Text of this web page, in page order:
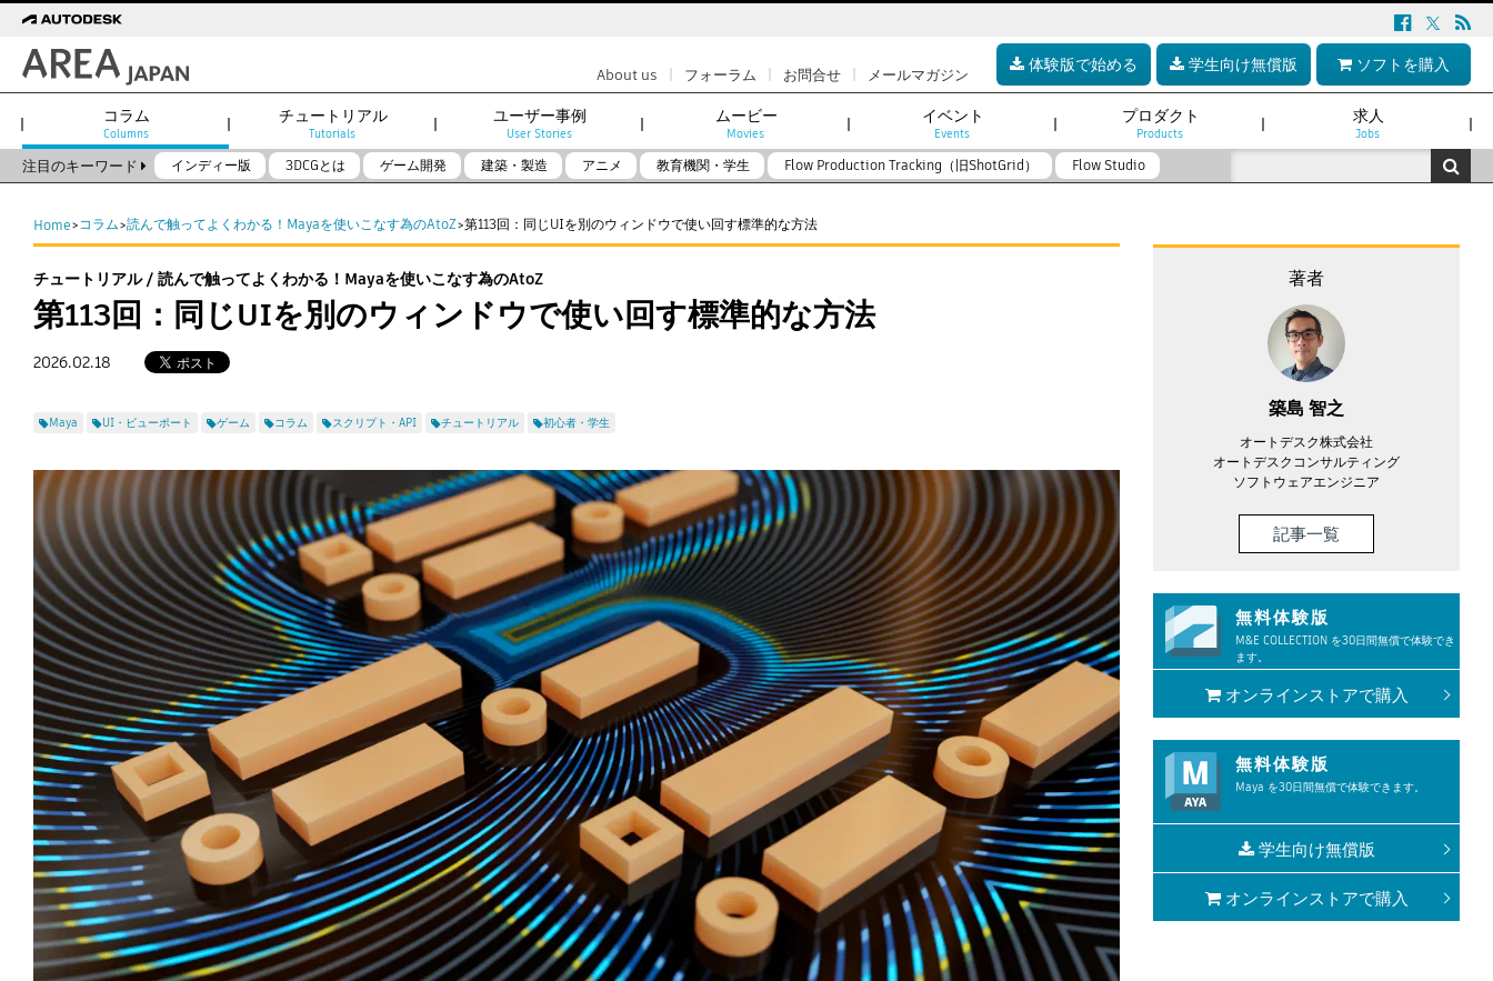
体験版で始める 学生向け無償版 ソフトを購入
About us | フォーラム | お問合せ | メールマガジン
コラム
Columns
チュートリアル
Tutorials
ユーザー事例
User Stories
ムービー
Movies
イベント
Events
プロダクト
Products
求人
Jobs
注目のキーワード インディー版 3DCGとは ゲーム開発 建築・製造 アニメ 教育機関・学生 Flow Production Tracking（旧ShotGrid） Flow Studio
Home>コラム>読んで触ってよくわかる！Mayaを使いこなす為のAtoZ>第113回：同じUIを別のウィンドウで使い回す標準的な方法
チュートリアル / 読んで触ってよくわかる！Mayaを使いこなす為のAtoZ
第113回：同じUIを別のウィンドウで使い回す標準的な方法
2026.02.18
Maya UI・ビューポート ゲーム コラム スクリプト・API チュートリアル 初心者・学生
著者
築島 智之
オートデスク株式会社
オートデスクコンサルティング
ソフトウェアエンジニア
記事一覧
無料体験版
M&E COLLECTION を30日間無償で体験でき
ます。
オンラインストアで購入
無料体験版
Maya を30日間無償で体験できます。
学生向け無償版
オンラインストアで購入